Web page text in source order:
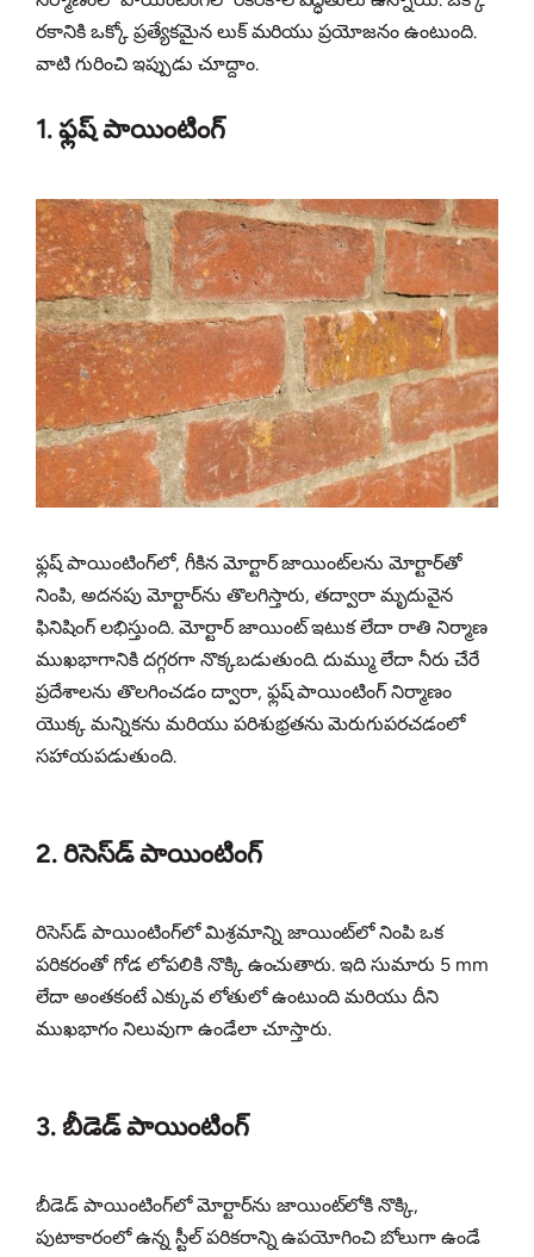
రకానికి ఒక్కో ప్రత్యేకమైన లుక్ మరియు ప్రయోజనం ఉంటుంది.
వాటి గురించి ఇప్పుడు చూద్దాం.
1. ఫ్లష్ పాయింటింగ్
ఫ్లష్ పాయింటింగ్‌లో, గీకిన మోర్టార్ జాయింట్‌లను మోర్టార్‌తో
నింపి, అదనపు మోర్టార్‌ను తొలగిస్తారు, తద్వారా మృదువైన
ఫినిషింగ్ లభిస్తుంది. మోర్టార్ జాయింట్ ఇటుక లేదా రాతి నిర్మాణ
ముఖభాగానికి దగ్గరగా నొక్కబడుతుంది. దుమ్ము లేదా నీరు చేరే
ప్రదేశాలను తొలగించడం ద్వారా, ఫ్లష్ పాయింటింగ్ నిర్మాణం
యొక్క మన్నికను మరియు పరిశుభ్రతను మెరుగుపరచడంలో
సహాయపడుతుంది.
2. రిసెస్‌డ్ పాయింటింగ్
రిసెస్‌డ్ పాయింటింగ్‌లో మిశ్రమాన్ని జాయింట్‌లో నింపి ఒక
పరికరంతో గోడ లోపలికి నొక్కి ఉంచుతారు. ఇది సుమారు 5 mm
లేదా అంతకంటే ఎక్కువ లోతులో ఉంటుంది మరియు దీని
ముఖభాగం నిలువుగా ఉండేలా చూస్తారు.
3. బీడెడ్ పాయింటింగ్
బీడెడ్ పాయింటింగ్‌లో మోర్టార్‌ను జాయింట్‌లోకి నొక్కి,
పుటాకారంలో ఉన్న స్టీల్ పరికరాన్ని ఉపయోగించి బోలుగా ఉండే